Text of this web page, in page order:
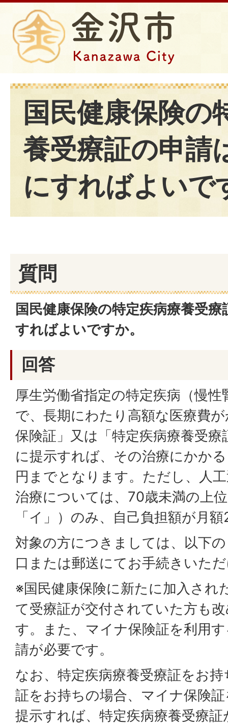
国民健康保険の
養受療証の申請
にすればよいで
質問
国民健康保険の特定疾病療養受
すればよいですか。
回答
厚生労働省指定の特定疾病（慢
で、長期にわたり高額な医療費
保険証」又は「特定疾病療養受
に提示すれば、その治療にかか
円までとなります。ただし、人
治療については、70歳未満の上
「イ」）のみ、自己負担額が月
対象の方につきましては、以下
口または郵送にてお手続きいた
※国民健康保険に新たに加入され
て受療証が交付されていた方も
す。また、マイナ保険証を利用
請が必要です。
なお、特定疾病療養受療証をお
証をお持ちの場合、マイナ保険
提示すれば、特定疾病療養受療